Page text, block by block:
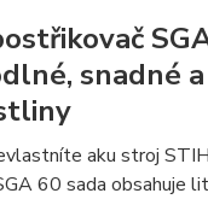
snadné
aku stroj
60 sada obsahuje